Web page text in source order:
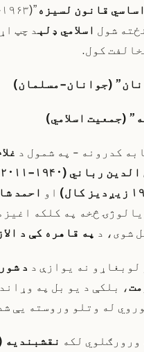
قانون لسیزه
شول اسلامي ډلېد چپ
کول.
(جوانان-مسلمان)
(جمعیت اسلامي)
کدرونه - په شمول د
رباني (۱۹۴۰-۲۰۱۱)
او
څخه په کلکه
شوی، د په قاهره کې د
نه یوازې د د
، بلکې د یو بل په
له وتلو وروسته یې
لکه نقشبندیه